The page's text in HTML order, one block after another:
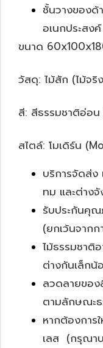
ชั้นวางของด้
อเนกประสงค์
ขนาด
วัสดุ: ไม้สัก (ไม้จริ
สี: สีธรรมชาติอ่อ
สไตล์: โมเดิร์น
บริการจัดส่ง
ทม และต่าง
รับประกันคุณ
(ยกเว้นจากก
ไม้ธรรมชาติ
ต่างกันเล็กน้
ลวดลายของ
ตามลักษณะ
หากต้องการ
เลส (กรุณา